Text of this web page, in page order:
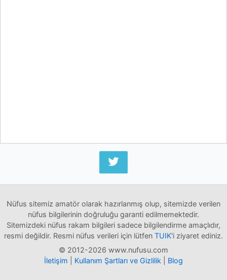
Nüfus sitemiz amatör olarak hazırlanmış olup, sitemizde verilen
nüfus bilgilerinin doğruluğu garanti edilmemektedir.
Sitemizdeki nüfus rakam bilgileri sadece bilgilendirme amaçlıdır,
resmi değildir. Resmi nüfus verileri için lütfen TUIK'i ziyaret ediniz.
© 2012-2026 www.nufusu.com
İletişim
Kullanım Şartları ve Gizlilik Blog